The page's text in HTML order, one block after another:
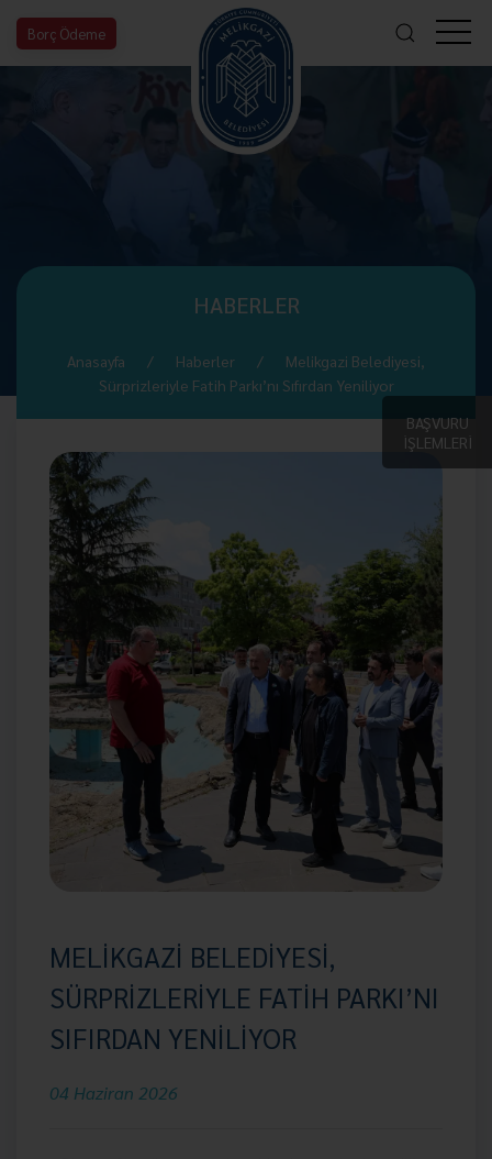
Borç Ödeme
BAŞVURU
İŞLEMLERİ
HABERLER
Anasayfa Haberler
Melikgazi Belediyesi,
Sürprizleriyle Fatih Parkı’nı Sıfırdan Yeniliyor
MELİKGAZİ BELEDİYESİ,
SÜRPRİZLERİYLE FATİH PARKI’NI
SIFIRDAN YENİLİYOR
04 Haziran 2026